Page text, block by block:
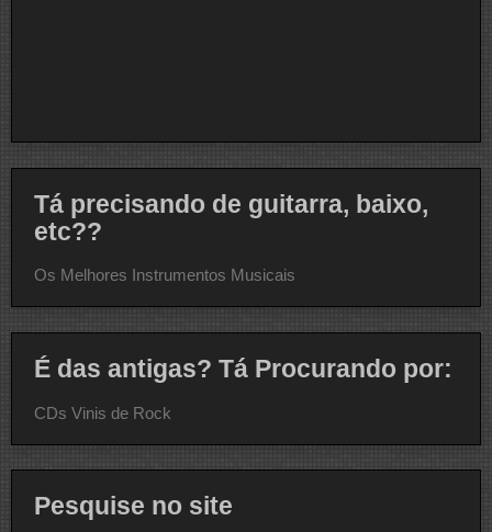
Tá precisando de guitarra, baixo,
etc??
Os Melhores Instrumentos Musicais
É das antigas? Tá Procurando por:
CDs Vinis de Rock
Pesquise no site